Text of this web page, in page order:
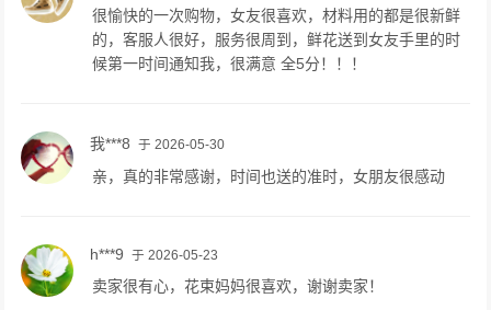
很愉快的一次购物，女友很喜欢，材料用的都是很新鲜
的，客服人很好，服务很周到，鲜花送到女友手里的时
候第一时间通知我，很满意 全5分！！！
我***8 于 2026-05-30
亲，真的非常感谢，时间也送的准时，女朋友很感动
h***9 于 2026-05-23
卖家很有心，花束妈妈很喜欢，谢谢卖家！